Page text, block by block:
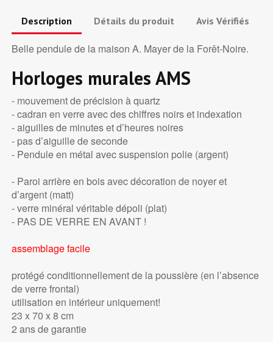
Description Détails du produit Avis Vérifiés
Belle pendule de la maison A. Mayer de la Forêt-Noire.
Horloges murales AMS
- mouvement de précision à quartz
- cadran en verre avec des chiffres noirs et indexation
- aiguilles de minutes et d’heures noires
- pas d’aiguille de seconde
- Pendule en métal avec suspension polie (argent)
- Paroi arrière en bois avec décoration de noyer et
d’argent (matt)
- verre minéral véritable dépoli (plat)
- PAS DE VERRE EN AVANT !
assemblage facile
protégé conditionnellement de la poussière (en l’absence
de verre frontal)
utilisation en intérieur uniquement!
23 x 70 x 8 cm
2 ans de garantie